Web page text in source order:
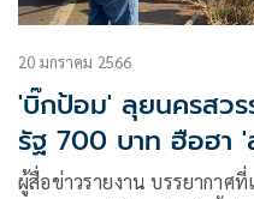
20 มกราคม 2566
'บิ๊กป้อม' ลุยนครสวร
รัฐ 700 บาท ฮือฮา '
ผู้สื่อข่าวรายงาน บรรยากาศ